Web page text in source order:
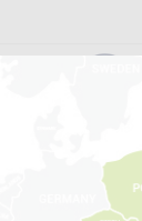
PAGRINDINIS